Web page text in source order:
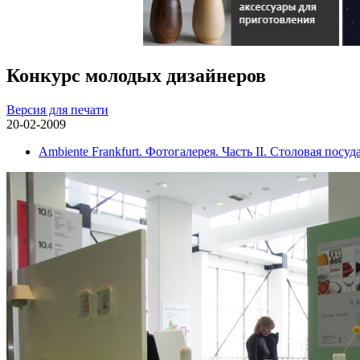
Конкурс молодых дизайнеров
Версия для печати
20-02-2009
Ambiente Frankfurt. Фотогалерея. Часть II. Столовая